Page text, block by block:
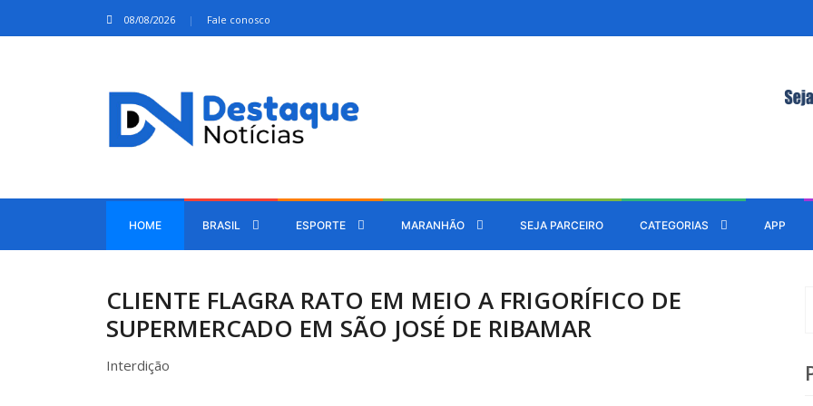
08/08/2026 Fale conosco
HOME BRASIL ESPORTE MARANHÃO SEJA PARCEIRO CATEGORIAS APP
CLIENTE FLAGRA RATO EM MEIO A FRIGORÍFICO DE
SUPERMERCADO EM SÃO JOSÉ DE RIBAMAR
Interdição